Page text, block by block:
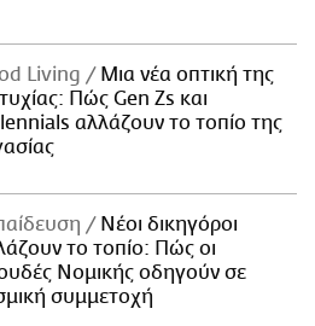
Living
Μια νέα οπτική της
Πώς Gen Zs και
αλλάζουν το τοπίο της
Νέοι δικηγόροι
το τοπίο: Πώς οι
Νομικής οδηγούν σε
συμμετοχή